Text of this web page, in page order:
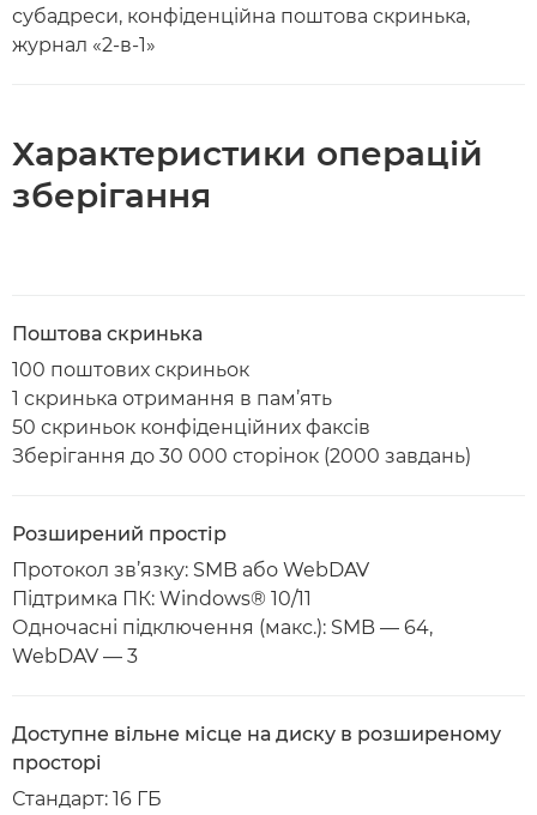
субадреси, конфіденційна поштова скринька,
журнал «2-в-1»
Характеристики операцій
зберігання
Поштова скринька
100 поштових скриньок
1 скринька отримання в пам’ять
50 скриньок конфіденційних факсів
Зберігання до 30 000 сторінок (2000 завдань)
Розширений простір
Протокол зв’язку: SMB або WebDAV
Підтримка ПК: Windows® 10/11
Одночасні підключення (макс.): SMB — 64,
WebDAV — 3
Доступне вільне місце на диску в розширеному
просторі
Стандарт: 16 ГБ